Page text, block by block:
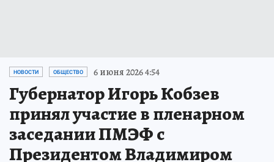
НОВОСТИ ОБЩЕСТВО 6 июня 2026 4:54
Губернатор Игорь Кобзев
принял участие в пленарном
заседании ПМЭФ с
Президентом Владимиром